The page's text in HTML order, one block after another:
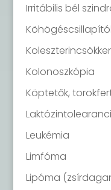
Irritábilis bél
Kolonoszkópia
Köptetők,
Leukémia
Limfóma
Lipóma